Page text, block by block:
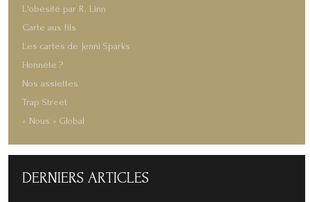
L'obésité par R. Linn
Carte aux fils
Les cartes de Jenni Sparks
Honnête ?
Nos assiettes
Trap Street
« Nous » Global
DERNIERS ARTICLES